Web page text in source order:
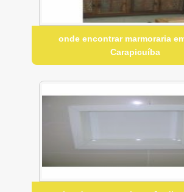
onde encontrar marmoraria
Carapicuíba